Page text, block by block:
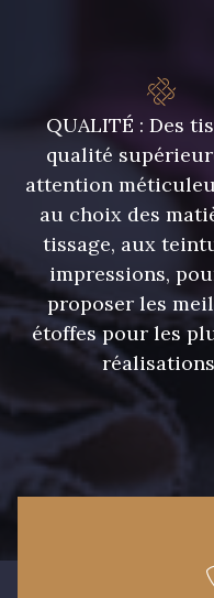
204 - Rouge vermillon
318 - Turquoise
380 - Jaune citron
392 - Vert menthe
QUALITÉ : Des
qualité
attention
au choix des
tissage, aux
impressions,
proposer les
étoffes pour les